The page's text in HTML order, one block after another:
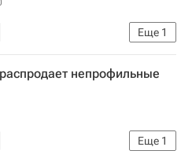
Еще 1
непрофильные
Еще 1